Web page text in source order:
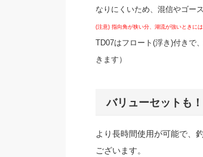
なりにくいため、混信やゴー
(注意) 指向角が狭い分、湖流が強いときに
TD07はフロート(浮き)付きで
きます）
バリューセットも！
より長時間使用が可能で、
ございます。